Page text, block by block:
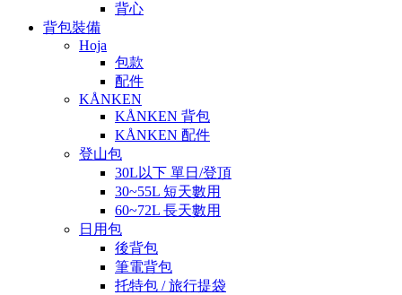
背心
背包裝備
Hoja
包款
配件
KÅNKEN
KÅNKEN 背包
KÅNKEN 配件
登山包
30L以下 單日/登頂
30~55L 短天數用
60~72L 長天數用
日用包
後背包
筆電背包
托特包 / 旅行提袋